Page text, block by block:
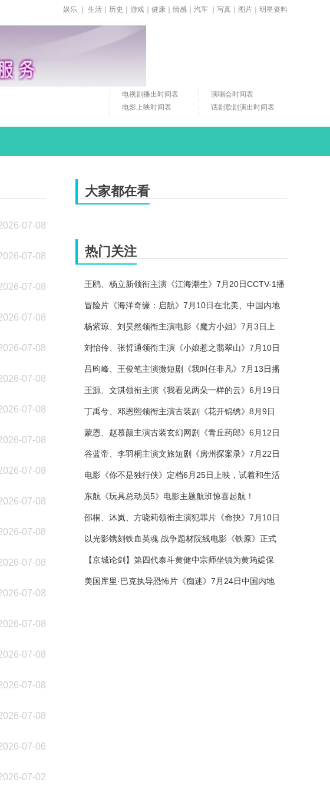
娱乐 生活 历史 游戏 健康 情感 汽车 写真 图片 明星资料
演唱会时间表
话剧歌剧演出时间表
电视剧播出时间表
电影上映时间表
07-08
07-08
07-08
07-08
07-08
07-08
07-08
07-08
07-08
07-08
07-08
07-08
07-08
07-08
07-08
07-08
07-08
07-06
07-02
大家都在看
热门关注
王鸥、杨立新领衔主演《江海潮生》7月20日CCTV-1播
冒险片《海洋奇缘：启航》7月10日在北美、中国内地
杨紫琼、刘昊然领衔主演电影《魔方小姐》7月3日上
刘怡伶、张哲通领衔主演《小娘惹之翡翠山》7月10日
吕昀峰、王俊笔主演微短剧《我叫任非凡》7月13日播
王源、文淇领衔主演《我看见两朵一样的云》6月19日
丁禹兮、邓恩熙领衔主演古装剧《花开锦绣》8月9日
蒙恩、赵慕颜主演古装玄幻网剧《青丘药郎》6月12日
谷蓝帝、李羽桐主演文旅短剧《房州探案录》7月22日
电影《你不是独行侠》定档6月25日上映，试着和生活
东航《玩具总动员5》电影主题航班惊喜起航！
邵桐、沐岚、方晓莉领衔主演犯罪片《命抉》7月10日
以光影镌刻铁血英魂 战争题材院线电影《铁原》正式
【京城论剑】第四代泰斗黄健中宗师坐镇为黄筠媞保
美国库里·巴克执导恐怖片《痴迷》7月24日中国内地